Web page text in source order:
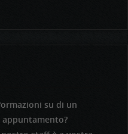
su di un